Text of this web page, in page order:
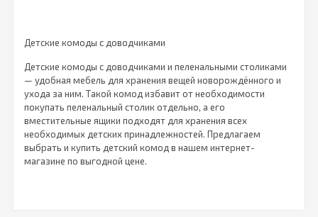
Детские комоды с доводчиками
Детские комоды с доводчиками и пеленальными столиками
— удобная мебель для хранения вещей новорождённого и
ухода за ним. Такой комод избавит от необходимости
покупать пеленальный столик отдельно, а его
вместительные ящики подходят для хранения всех
необходимых детских принадлежностей. Предлагаем
выбрать и купить детский комод в нашем интернет-
магазине по выгодной цене.